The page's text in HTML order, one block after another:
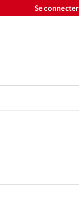
Se connecter